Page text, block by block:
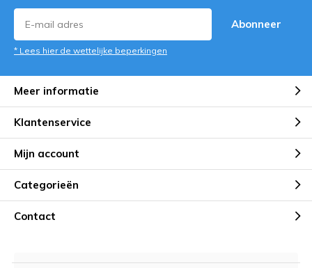
Abonneer
* Lees hier de wettelijke beperkingen
Meer informatie
Klantenservice
Mijn account
Categorieën
Contact